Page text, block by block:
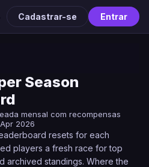
Cadastrar-se Entrar
Season
mensal com recompensas
2026
resets for each
players a fresh race for top
archived standings. Where the